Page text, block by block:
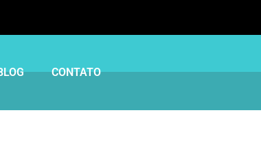
CONTATO